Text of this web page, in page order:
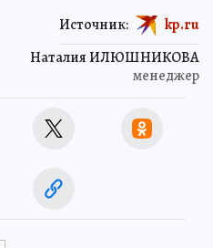
Наталия ИЛЮШНИКОВА
менеджер
Источник: kp.ru